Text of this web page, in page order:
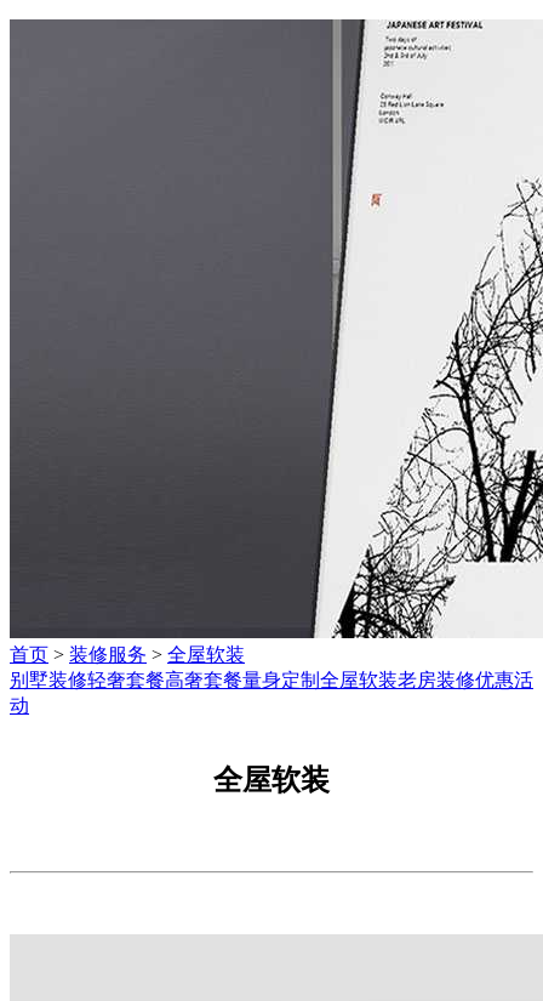
首页 > 装修服务 > 全屋软装
别墅装修轻奢套餐高奢套餐量身定制 全屋软装老房装修优惠活
动
全屋软装